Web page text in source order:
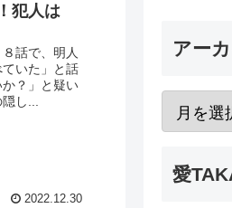
犯人は
話で、明人
いた」と話
？」と疑い
し...
2022.12.30
アー
愛